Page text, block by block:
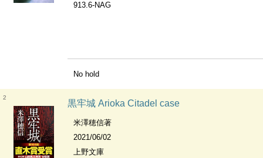
913.6-NAG
No hold
2
黒牢城 Arioka Citadel case
米澤穂信著
2021/06/02
上野文庫